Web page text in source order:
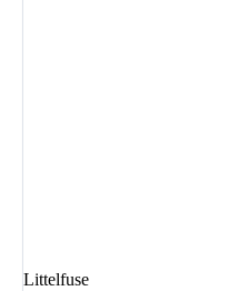
Littelfuse